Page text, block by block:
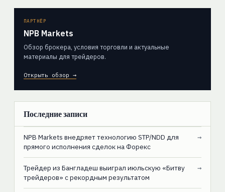
ПАРТНЁР
NPB Markets
Обзор брокера, условия торговли и актуальные
материалы для трейдеров.
Открыть обзор →
Последние записи
NPB Markets внедряет технологию STP/NDD для
прямого исполнения сделок на Форекс
→
Трейдер из Бангладеш выиграл июльскую «Битву
трейдеров» с рекордным результатом
→